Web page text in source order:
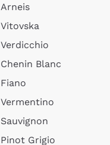
Arneis
Vitovska
Verdicchio
Chenin Blanc
Fiano
Vermentino
Sauvignon
Pinot Grigio